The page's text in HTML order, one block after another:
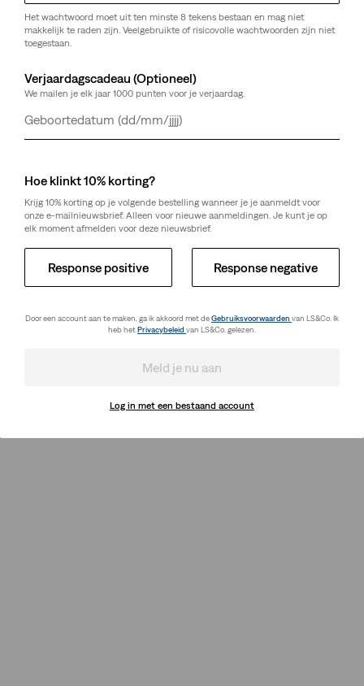
Het wachtwoord moet uit ten minste 8 tekens bestaan en mag niet
makkelijk te raden zijn. Veelgebruikte of risicovolle wachtwoorden zijn niet
toegestaan.
Verjaardagscadeau (Optioneel)
We mailen je elk jaar 1000 punten voor je verjaardag.
Dag
Maand
Jaar
Hoe klinkt 10% korting?
Krijg 10% korting op je volgende bestelling wanneer je je aanmeldt voor
onze e-mailnieuwsbrief. Alleen voor nieuwe aanmeldingen. Je kunt je op
elk moment afmelden voor deze nieuwsbrief.
Response positive Response negative
Door een account aan te maken, ga ik akkoord met deGebruiksvoorwaarden van LS&Co. Ik
heb hetPrivacybeleid van LS&Co. gelezen.
Meld je nu aan
Log in met een bestaand account